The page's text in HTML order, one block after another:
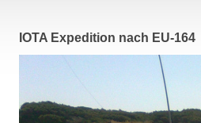
IOTA Expedition nach EU-164